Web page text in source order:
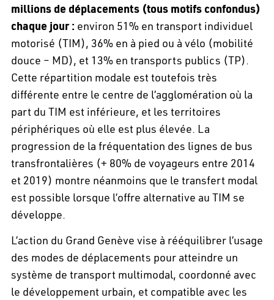
millions de déplacements (tous motifs confondus)
chaque jour : environ 51% en transport individuel
motorisé (TIM), 36% en à pied ou à vélo (mobilité
douce – MD), et 13% en transports publics (TP).
Cette répartition modale est toutefois très
différente entre le centre de l’agglomération où la
part du TIM est inférieure, et les territoires
périphériques où elle est plus élevée. La
progression de la fréquentation des lignes de bus
transfrontalières (+ 80% de voyageurs entre 2014
et 2019) montre néanmoins que le transfert modal
est possible lorsque l’offre alternative au TIM se
développe.
L’action du Grand Genève vise à rééquilibrer l’usage
des modes de déplacements pour atteindre un
système de transport multimodal, coordonné avec
le développement urbain, et compatible avec les